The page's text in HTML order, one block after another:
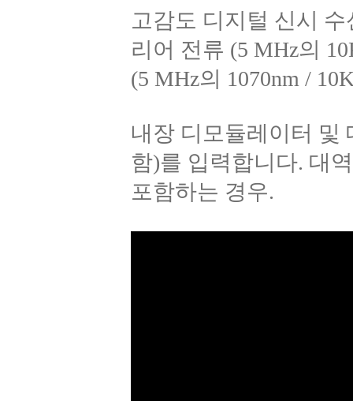
고감도 디지털 신시 수
리어 전류 (5 MHz의
(5 MHz의 1070nm /
내장 디모듈레이터 및
함)를 입력합니다. 대
포함하는 경우.